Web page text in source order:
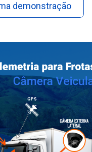
demonstração